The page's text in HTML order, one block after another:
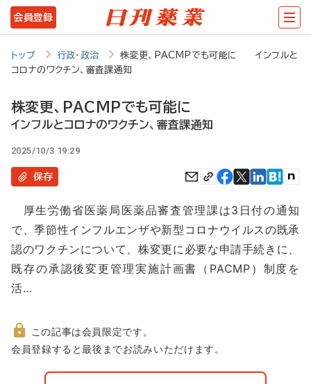
メ
イ
テ
ツ
に
会員登録
トップ 行政・政治
株変更、PACMPでも可能に インフルと
コロナのワクチン、審査課通知
株変更、PACMPでも可能に
インフルとコロナのワクチン、審査課通知
2025/10/3 19:29
保存
厚生労働省医薬局医薬品審査管理課は3日付の通知
で、季節性インフルエンザや新型コロナウイルスの既承
認のワクチンについて、株変更に必要な申請手続きに、
既存の承認後変更管理実施計画書（PACMP）制度を
活…
非
この記事は会員限定です。
会員登録すると最後までお読みいただけます。